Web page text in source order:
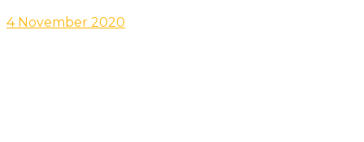
4 November 2020